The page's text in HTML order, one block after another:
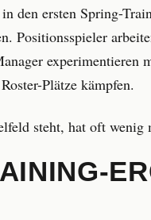
den ersten Spring-
Positionsspieler
Plätze kämpfen.
steht, hat oft